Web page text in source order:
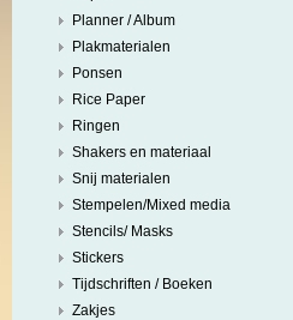
Planner / Album
Plakmaterialen
Ponsen
Rice Paper
Ringen
Shakers en materiaal
Snij materialen
Stempelen/Mixed media
Stencils/ Masks
Stickers
Tijdschriften / Boeken
Zakjes